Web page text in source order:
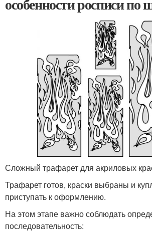
Сложный трафарет для акриловых
Трафарет готов, краски выбраны и
приступать к оформлению.
На этом этапе важно соблюдать
последовательность: